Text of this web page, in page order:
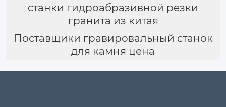
станки гидроабразивной резки
гранита из китая
Поставщики гравировальный станок
для камня цена